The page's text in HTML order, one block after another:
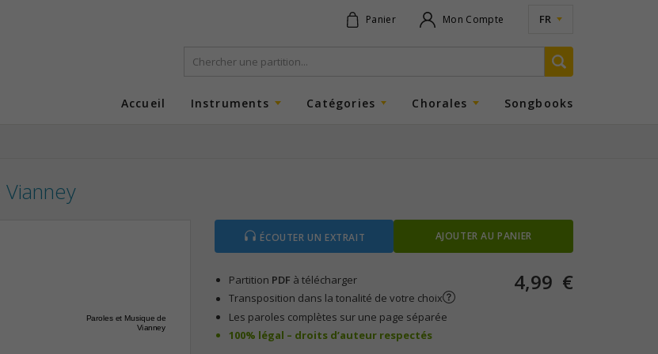
Panier Mon Compte FR
Accueil Instruments Catégories Chorales Songbooks
Vianney
Paroles et Musique de
Vianney
ÉCOUTER UN EXTRAIT AJOUTER AU PANIER
Partition PDF à télécharger
Transposition dans la tonalité de votre choix
Les paroles complètes sur une page séparée
100% légal – droits d’auteur respectés
4,99 €